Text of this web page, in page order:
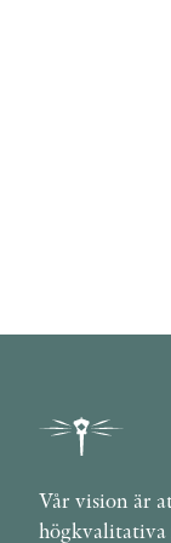
Vår vision är
högkvalitativa